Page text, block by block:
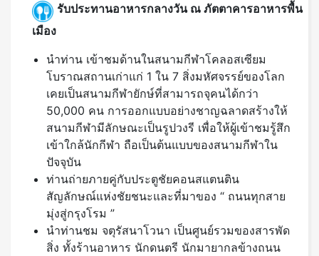
รับประทานอาหารกลางวัน ณ ภัตตาคารอาหารพื้น
เมือง
นำท่าน เข้าชมด้านในสนามกีฬาโคลอสเซียม
โบราณสถานเก่าแก่ 1 ใน 7 สิ่งมหัศจรรย์ของโลก
เคยเป็นสนามกีฬายักษ์ที่สามารถจุคนได้กว่า
50,000 คน การออกแบบอย่างชาญฉลาดสร้างให้
สนามกีฬามีลักษณะเป็นรูปวงรี เพื่อให้ผู้เข้าชมรู้สึก
เข้าใกล้นักกีฬา ถือเป็นต้นแบบของสนามกีฬาใน
ปัจจุบัน
ท่านถ่ายภายคู่กับประตูชัยคอนสแตนติน
สัญลักษณ์แห่งชัยชนะและที่มาของ “ ถนนทุกสาย
มุ่งสู่กรุงโรม ”
นำท่านชม จตุรัสนาโวนา เป็นศูนย์รวมของสารพัด
สิ่ง ทั้งร้านอาหาร นักดนตรี นักมายากลข้างถนน